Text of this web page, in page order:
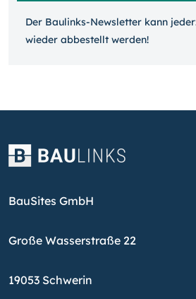
Der Baulinks-Newsletter kann
wieder ab­bestellt werden!
BauSites GmbH
Große Wasserstraße 22
19053 Schwerin